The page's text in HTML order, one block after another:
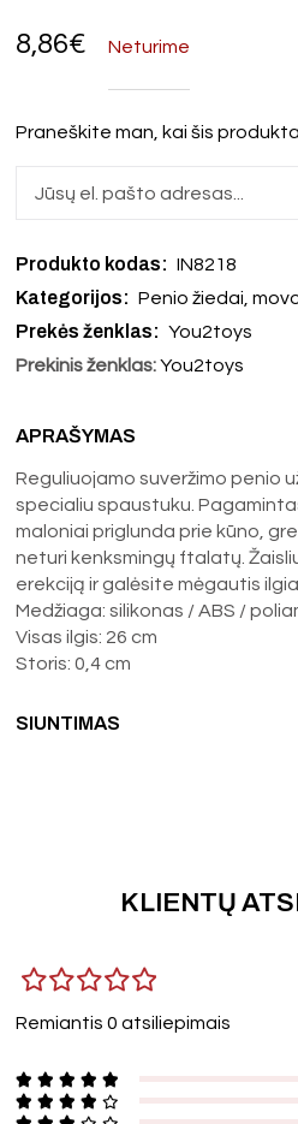
8,86€ Neturime
Praneškite man, kai šis
Produkto kodas: IN8218
Kategorijos: Penio žiedai,
Prekės ženklas: You2toys
Prekinis ženklas: You2toys
APRAŠYMAS
Reguliuojamo suveržimo penio
specialiu spaustuku.
maloniai priglunda prie kūno,
neturi kenksmingų ftalatų.
erekciją ir galėsite mėgautis
Medžiaga: silikonas / ABS /
Visas ilgis: 26 cm
Storis: 0,4 cm
SIUNTIMAS
KLIENTŲ
Remiantis 0 atsiliepimais